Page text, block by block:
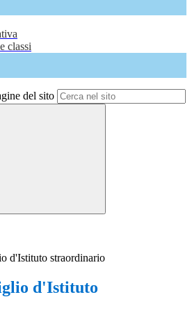
classi
del sito
d'Istituto straordinario
d'Istituto